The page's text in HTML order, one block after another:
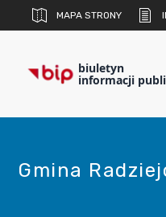
MAPA STRONY
biuletyn
informacji
Gmina